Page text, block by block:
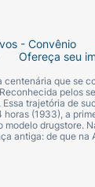
- Convênio
Ofereça seu
que se
pelos
trajetória de
(1933), a
drugstore.
antiga: de que